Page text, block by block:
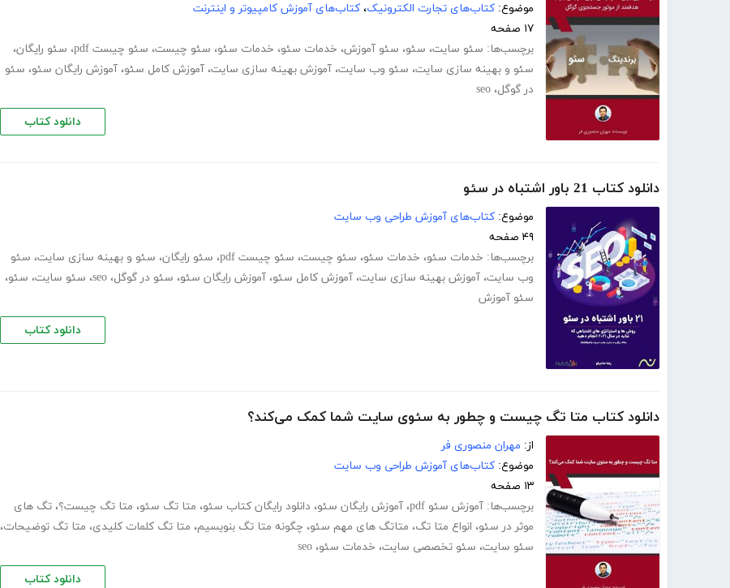
موضوع: کتاب‌های تجارت الکترونیک، کتاب‌های آموزش کامپیوتر و اینترنت
۱۷ صفحه
برچسب‌ها: سئو سایت، سئو، سئو آموزش، خدمات سئو، خدمات سئو، سئو چیست، سئو چیست pdf ، سئو رایگان،
سئو و بهینه سازی سایت، سئو وب سایت، آموزش بهینه سازی سایت، آموزش کامل سئو، آموزش رایگان سئو، سئو
در گوگل، seo
دانلود کتاب
دانلود کتاب 21 باور اشتباه در سئو
موضوع: کتاب‌های آموزش طراحی وب سایت
۴۹ صفحه
برچسب‌ها: خدمات سئو، خدمات سئو، سئو چیست، سئو چیست pdf ، سئو رایگان، سئو و بهینه سازی سایت، سئو
وب سایت، آموزش بهینه سازی سایت، آموزش کامل سئو، آموزش رایگان سئو، سئو در گوگل، seo، سئو سایت، سئو،
سئو آموزش
دانلود کتاب
دانلود کتاب متا تگ چیست و چطور به سئوی سایت شما کمک می‌کند؟
از: مهران منصوری فر
موضوع: کتاب‌های آموزش طراحی وب سایت
۱۳ صفحه
برچسب‌ها: آموزش سئو pdf ، آموزش رایگان سئو، دانلود رایگان کتاب سئو، متا تگ سئو، متا تگ چیست؟، تگ های
موثر در سئو، انواع متا تگ، متاتگ های مهم سئو، چگونه متا تگ بنویسیم، متا تگ کلمات کلیدی، متا تگ توضیحات،
سئو سایت، سئو تخصصی سایت، خدمات سئو، seo
دانلود کتاب